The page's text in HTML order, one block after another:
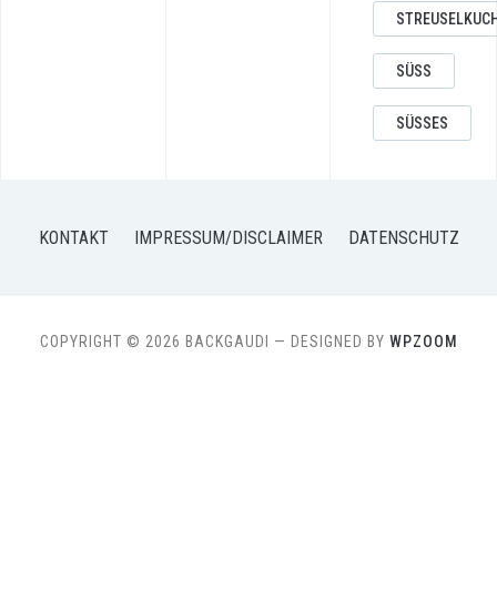
SÜSS
SÜSSES
KONTAKT IMPRESSUM/DISCLAIMER DATENSCHUTZ
COPYRIGHT © 2026 BACKGAUDI — DESIGNED BY WPZOOM